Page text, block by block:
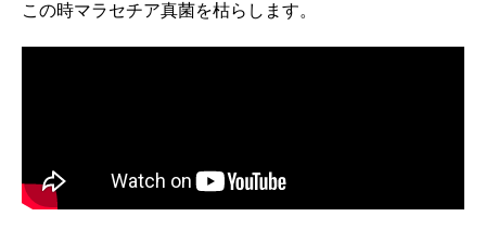
この時マラセチア真菌を枯らします。